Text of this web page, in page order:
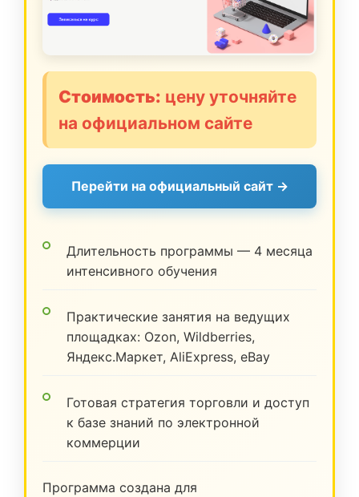
Стоимость: цену уточняйте
на официальном сайте
Перейти на официальный сайт →
Длительность программы — 4 месяца
интенсивного обучения
Практические занятия на ведущих
площадках: Ozon, Wildberries,
Яндекс.Маркет, AliExpress, eBay
Готовая стратегия торговли и доступ
к базе знаний по электронной
коммерции
Программа создана для